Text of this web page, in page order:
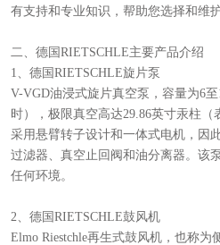
有支持和专业知识，帮助您选择和维
二、德国RIETSCHLE主要产品介绍
1、德国RIETSCHLE旋片泵
V-VGD油浸式旋片真空泵，容量为6
时），极限真空高达29.86英寸汞柱
采用悬臂转子设计和一体式电机，因
过滤器、真空止回阀和油分离器。该
任何环境。
2、德国RIETSCHLE鼓风机
Elmo Riestchle再生式鼓风机，也称